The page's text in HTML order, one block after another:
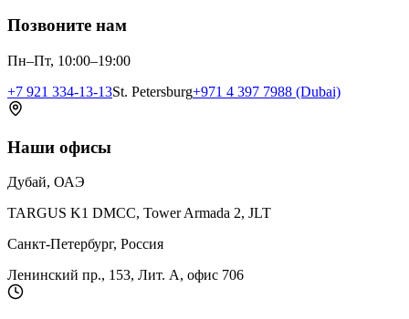
Позвоните нам
Пн–Пт, 10:00–19:00
+7 921 334-13-13St. Petersburg+971 4 397 7988 (Dubai)
Наши офисы
Дубай, ОАЭ
TARGUS K1 DMCC, Tower Armada 2, JLT
Санкт-Петербург, Россия
Ленинский пр., 153, Лит. А, офис 706